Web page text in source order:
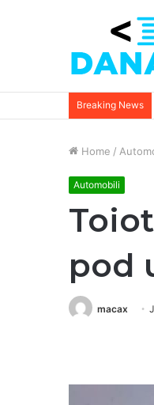
Breaking News
Home /
Automobili
pod
macax